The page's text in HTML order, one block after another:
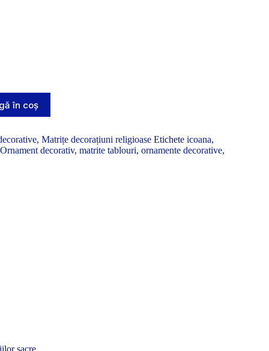
în coș
, Matrițe decorațiuni religioase Etichete icoana,
decorativ, matrite tablouri, ornamente decorative,
sacre.